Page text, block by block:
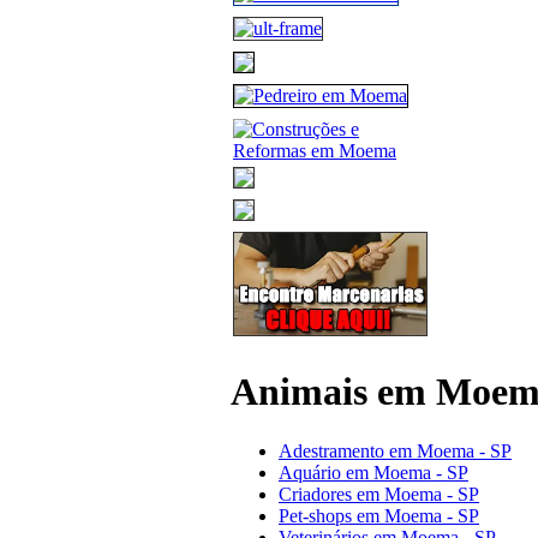
Animais em
Adestramento em Moema - SP
Aquário em Moema - SP
Criadores em Moema - SP
Pet-shops em Moema - SP